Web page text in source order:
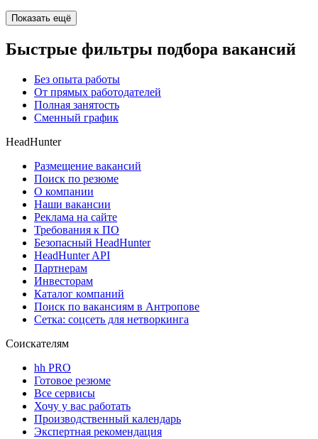
Показать ещё
Быстрые фильтры подбора вакансий
Без опыта работы
От прямых работодателей
Полная занятость
Сменный график
HeadHunter
Размещение вакансий
Поиск по резюме
О компании
Наши вакансии
Реклама на сайте
Требования к ПО
Безопасный HeadHunter
HeadHunter API
Партнерам
Инвесторам
Каталог компаний
Поиск по вакансиям в Антропове
Сетка: соцсеть для нетворкинга
Соискателям
hh PRO
Готовое резюме
Все сервисы
Хочу у вас работать
Производственный календарь
Экспертная рекомендация